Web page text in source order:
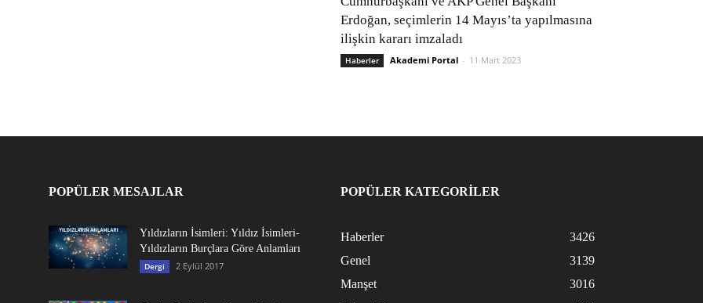
Erdoğan, seçimlerin 14 Mayıs’ta yapılmasına
ilişkin kararı imzaladı
Haberler Akademi Portal - 11 Mart 2023
POPÜLER MESAJLAR
Yıldızların İsimleri: Yıldız İsimleri-
Yıldızların Burçlara Göre Anlamları
Dergi 2 Eylül 2017
POPÜLER KATEGORİLER
Haberler
3426
Genel
3139
Manşet
3016